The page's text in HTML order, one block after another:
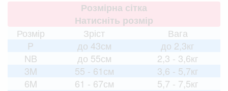
Розмірна сітка
Натисніть розмір
Розмір
Зріст
Вага
P
до 43см
до 2,3кг
NB
до 55см
2,3 - 3,6кг
3M
55 - 61см
3,6 - 5,7кг
6M
61 - 67см
5,7 - 7,5кг